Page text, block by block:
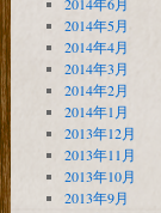
2014年6月
2014年5月
2014年4月
2014年3月
2014年2月
2014年1月
2013年12月
2013年11月
2013年10月
2013年9月